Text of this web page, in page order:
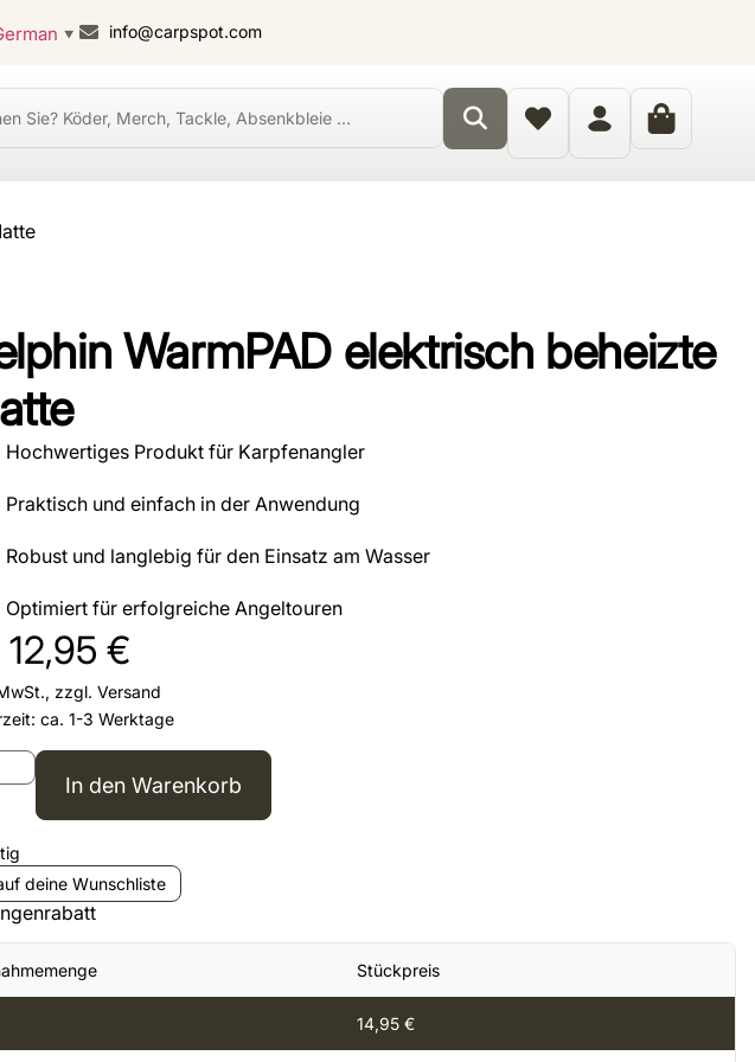
▼ info@carpspot.com
WarmPAD elektrisch beheizte
Hochwertiges Produkt für Karpfenangler
Praktisch und einfach in der Anwendung
Robust und langlebig für den Einsatz am Wasser
Optimiert für erfolgreiche Angeltouren
12,95 €
zzgl. Versand
ca. 1-3 Werktage
In den Warenkorb
deine Wunschliste
Stückpreis
14,95 €